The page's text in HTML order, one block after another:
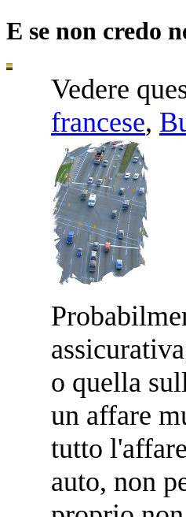
E se non credo
Vedere
francese,
P
o quella
un affare
tutto
auto, non